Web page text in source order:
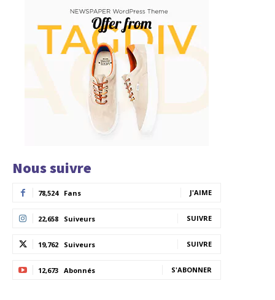
Nous suivre
78,524 Fans J'AIME
22,658 Suiveurs SUIVRE
19,762 Suiveurs SUIVRE
12,673 Abonnés S'ABONNER